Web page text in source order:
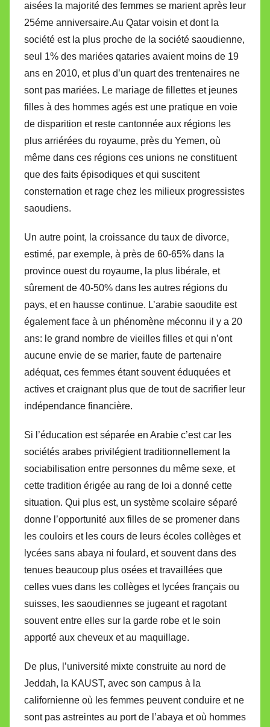
aisées la majorité des femmes se marient après leur
25éme anniversaire.Au Qatar voisin et dont la
société est la plus proche de la société saoudienne,
seul 1% des mariées qataries avaient moins de 19
ans en 2010, et plus d’un quart des trentenaires ne
sont pas mariées. Le mariage de fillettes et jeunes
filles à des hommes agés est une pratique en voie
de disparition et reste cantonnée aux régions les
plus arriérées du royaume, près du Yemen, où
même dans ces régions ces unions ne constituent
que des faits épisodiques et qui suscitent
consternation et rage chez les milieux progressistes
saoudiens.
Un autre point, la croissance du taux de divorce,
estimé, par exemple, à près de 60-65% dans la
province ouest du royaume, la plus libérale, et
sûrement de 40-50% dans les autres régions du
pays, et en hausse continue. L’arabie saoudite est
également face à un phénomène méconnu il y a 20
ans: le grand nombre de vieilles filles et qui n’ont
aucune envie de se marier, faute de partenaire
adéquat, ces femmes étant souvent éduquées et
actives et craignant plus que de tout de sacrifier leur
indépendance financière.
Si l’éducation est séparée en Arabie c’est car les
sociétés arabes privilégient traditionnellement la
sociabilisation entre personnes du même sexe, et
cette tradition érigée au rang de loi a donné cette
situation. Qui plus est, un système scolaire séparé
donne l’opportunité aux filles de se promener dans
les couloirs et les cours de leurs écoles collèges et
lycées sans abaya ni foulard, et souvent dans des
tenues beaucoup plus osées et travaillées que
celles vues dans les collèges et lycées français ou
suisses, les saoudiennes se jugeant et ragotant
souvent entre elles sur la garde robe et le soin
apporté aux cheveux et au maquillage.
De plus, l’université mixte construite au nord de
Jeddah, la KAUST, avec son campus à la
californienne où les femmes peuvent conduire et ne
sont pas astreintes au port de l’abaya et où hommes